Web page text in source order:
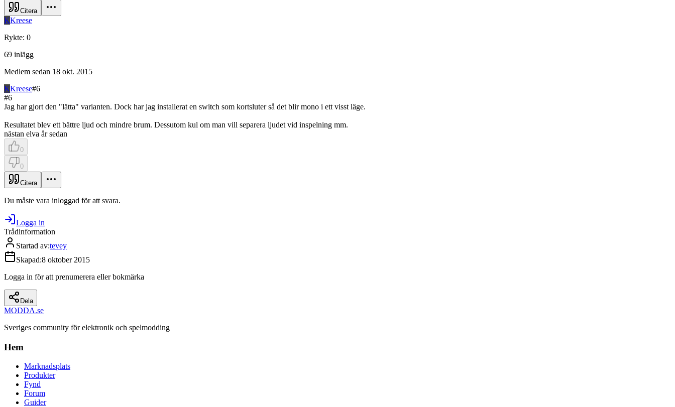
Citera
KKreese
Rykte: 0
69 inlägg
Medlem sedan 18 okt. 2015
KKreese#6
#6
Jag har gjort den "lätta" varianten. Dock har jag installerat en switch som kortsluter så det blir mono i ett visst läge.
Resultatet blev ett bättre ljud och mindre brum. Dessutom kul om man vill separera ljudet vid inspelning mm.
nästan elva år sedan
0
0
Citera
Du måste vara inloggad för att svara.
Logga in
Trådinformation
Startad av:tevey
Skapad:8 oktober 2015
Logga in för att prenumerera eller bokmärka
Dela
MODDA.se
Sveriges community för elektronik och spelmodding
Hem
Marknadsplats
Produkter
Fynd
Forum
Guider